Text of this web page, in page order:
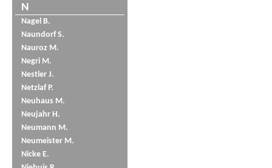
N
Nagel B.
Naundorf S.
Nauroz M.
Negri M.
Nestler J.
Netzlaf P.
Neuhaus M.
Neujahr H.
Neumann M.
Neumeister M.
Nicke E.